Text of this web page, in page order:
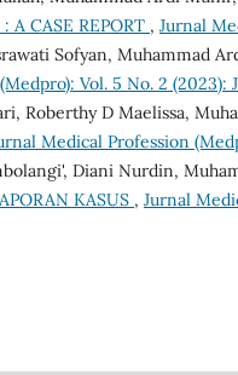
A CASE REPORT , Jurnal
Sofyan, Muhammad
Vol. 5 No. 2 (2023):
Roberthy D Maelissa,
Medical Profession
Diani Nurdin,
KASUS , Jurnal